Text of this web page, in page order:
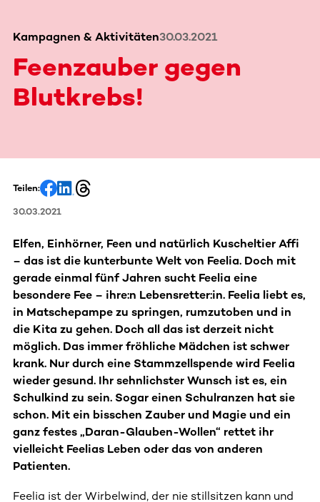
Kampagnen & Aktivitäten30.03.2021
Feenzauber gegen
Blutkrebs!
Teilen:
30.03.2021
Elfen, Einhörner, Feen und natürlich Kuscheltier Affi
– das ist die kunterbunte Welt von Feelia. Doch mit
gerade einmal fünf Jahren sucht Feelia eine
besondere Fee – ihre:n Lebensretter:in. Feelia liebt es,
in Matschepampe zu springen, rumzutoben und in
die Kita zu gehen. Doch all das ist derzeit nicht
möglich. Das immer fröhliche Mädchen ist schwer
krank. Nur durch eine Stammzellspende wird Feelia
wieder gesund. Ihr sehnlichster Wunsch ist es, ein
Schulkind zu sein. Sogar einen Schulranzen hat sie
schon. Mit ein bisschen Zauber und Magie und ein
ganz festes „Daran-Glauben-Wollen“ rettet ihr
vielleicht Feelias Leben oder das von anderen
Patienten.
Feelia ist der Wirbelwind, der nie stillsitzen kann und